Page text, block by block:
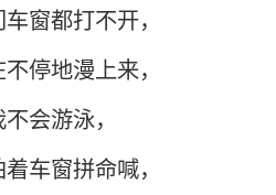
窗都打不开，
停地漫上来，
会游泳，
车窗拼命喊，